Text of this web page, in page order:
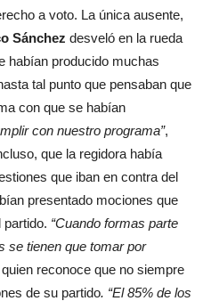
a voto. La única ausente,
Sánchez desveló en la rueda
habían producido muchas
tal punto que pensaban que
con que se habían
con nuestro programa”,
que la regidora había
que iban en contra del
presentado mociones que
“Cuando formas parte
se tienen que tomar por
reconoce que no siempre
de su partido. “El 85% de los